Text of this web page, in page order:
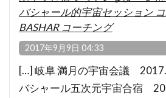
バシャール的宇宙セッション
BASHAR コーチング
2017年9月9日 04:33
[…] 岐阜 満月の宇宙会議
バシャール五次元宇宙合宿